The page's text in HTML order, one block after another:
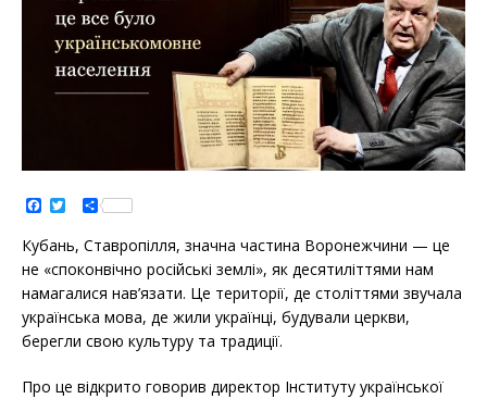
a
c
e
b
o
o
k
t
t
e
r
S
h
r
e
Кубань, Ставропілля, значна частина Воронежчини — це
не «споконвічно російські землі», як десятиліттями нам
намагалися нав’язати. Це території, де століттями звучала
українська мова, де жили українці, будували церкви,
берегли свою культуру та традиції.
Про це відкрито говорив директор Інституту української